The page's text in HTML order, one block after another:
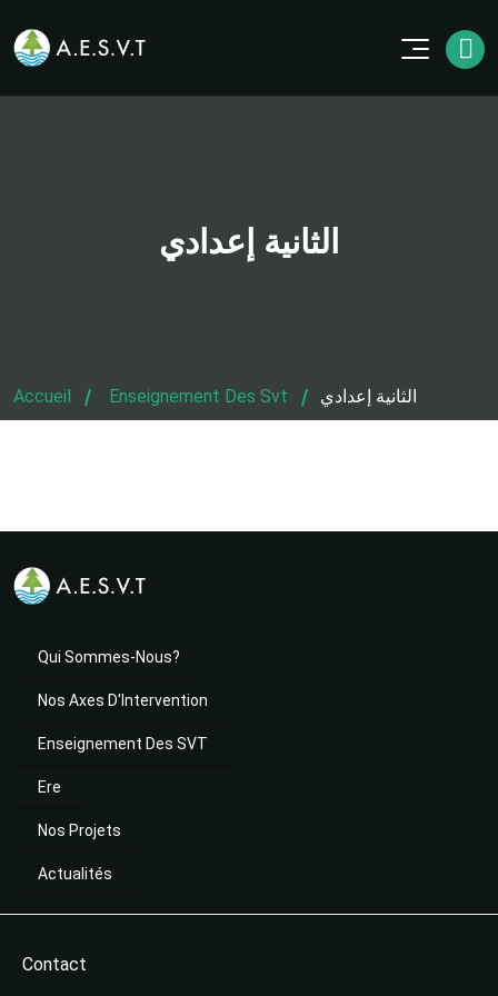
الثانية إعدادي
Accueil Enseignement Des Svt الثانية إعدادي
Contact
Qui Sommes-Nous?
Nos Axes D'Intervention
Enseignement Des SVT
Ere
Nos Projets
Actualités